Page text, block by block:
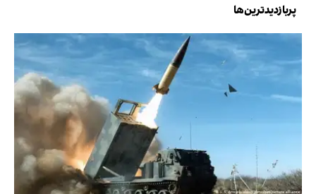
پربازدیدترین‌ها